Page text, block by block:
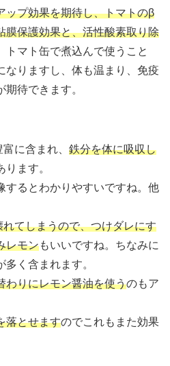
ップ効果を期待し、トマトのβ
膜保護効果と、活性酸素取り除
トマト缶で煮込んで使うこと
なりますし、体も温まり、免疫
待できます。
に含まれ、 鉄分を体に吸収し
ります。
するとわかりやすいですね。他
てしまうので、つけダレにす
レモンもいいですね。ちなみに
く含まれます。
わりにレモン醤油を使うのもア
落とせますのでこれもまた効果